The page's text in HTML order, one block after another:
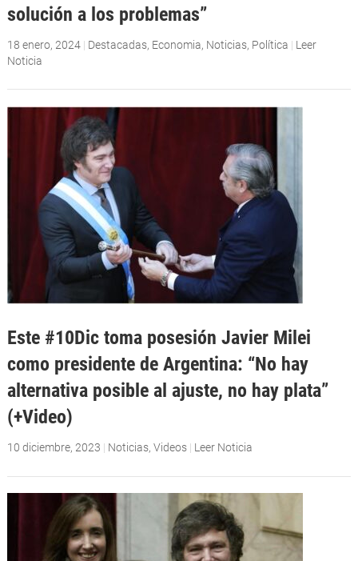
solución a los problemas”
18 enero, 2024| Destacadas, Economia, Noticias, Política | Leer
Noticia
Este #10Dic toma posesión Javier Milei
como presidente de Argentina: “No hay
alternativa posible al ajuste, no hay plata”
(+Video)
10 diciembre, 2023 | Noticias, Videos | Leer Noticia